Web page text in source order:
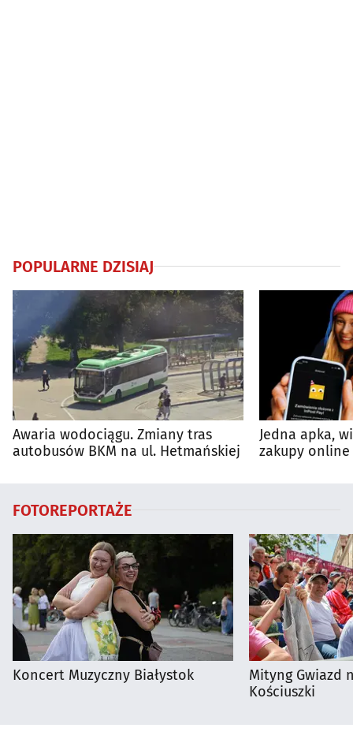
POPULARNE DZISIAJ
Awaria wodociągu. Zmiany tras
autobusów BKM na ul. Hetmańskiej
Jedna apka,
zakupy online
FOTOREPORTAŻE
Koncert Muzyczny Białystok
Mityng Gwiazd
Kościuszki